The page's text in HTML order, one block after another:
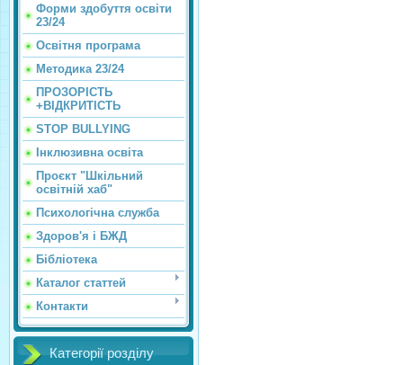
Форми здобуття освіти
23/24
Освітня програма
Методика 23/24
ПРОЗОРІСТЬ
+ВІДКРИТІСТЬ
STOP BULLYING
Інклюзивна освіта
Проєкт "Шкільний
освітній хаб"
Психологічна служба
Здоров'я і БЖД
Бібліотека
Каталог статтей
Контакти
Категорії розділу